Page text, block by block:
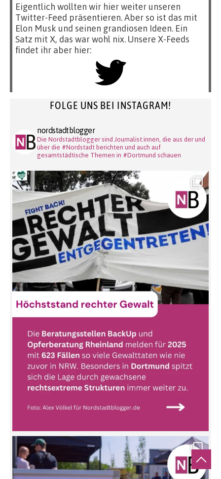
Eigentlich wollten wir hier weiter unseren
Twitter-Feed präsentieren. Aber so ist das mit
Elon Musk und seinen grandiosen Ideen. Ein
Satz mit X, das war wohl nix. Unsere X-Feeds
findet ihr aber hier:
FOLGE UNS BEI INSTAGRAM!
nordstadtblogger
Die Nordstadtblogger sind Journalist:innen, die aus der und
über die #Nordstadt berichten und auch auf
gesamtstädtische Themen in #Dortmund schauen